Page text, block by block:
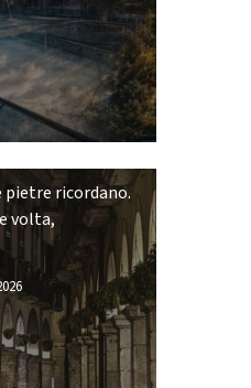
pietre ricordano.
volta,